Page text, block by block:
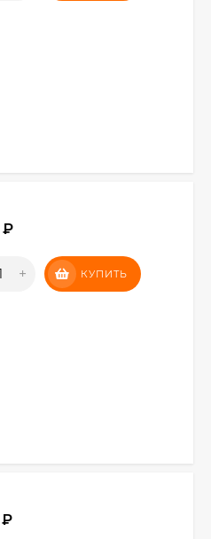
₽
+ КУПИТЬ
₽